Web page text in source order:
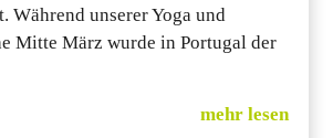
Während unserer Yoga und
Mitte März wurde in Portugal der
mehr lesen